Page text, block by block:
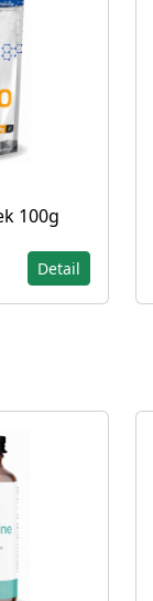
100g
Detail